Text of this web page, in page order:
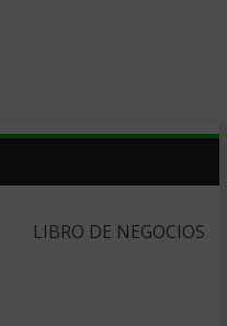
LIBRO DE NEGOCIOS